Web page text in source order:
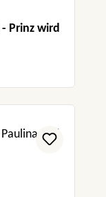
Prinz wird